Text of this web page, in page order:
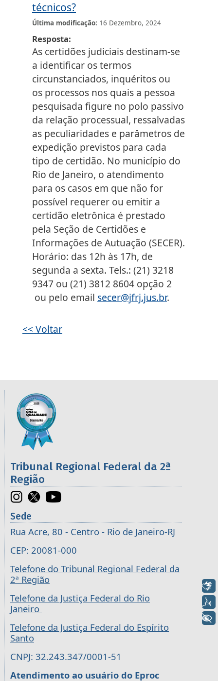
técnicos?
Última modificação 16 Dezembro, 2024
Resposta
As certidões judiciais destinam-se
a identificar os termos
circunstanciados, inquéritos ou
os processos nos quais a pessoa
pesquisada figure no polo passivo
da relação processual, ressalvadas
as peculiaridades e parâmetros de
expedição previstos para cada
tipo de certidão. No município do
Rio de Janeiro, o atendimento
para os casos em que não for
possível requerer ou emitir a
certidão eletrônica é prestado
pela Seção de Certidões e
Informações de Autuação (SECER).
Horário: das 12h às 17h, de
segunda a sexta. Tels.: (21) 3218
9347 ou (21) 3812 8604 opção 2
ou pelo email secer@jfrj.jus.br.
<< Voltar
Informações úteis sobre os órgãos da 2ª
Imagem
Tribunal Regional Federal da 2ª
Região
Sede
Rua Acre, 80 - Centro - Rio de Janeiro-RJ
CEP: 20081-000
Telefone do Tribunal Regional Federal da
2ª Região
Telefone da Justiça Federal do Rio
Janeiro
Telefone da Justiça Federal do Espírito
Santo
CNPJ: 32.243.347/0001-51
Atendimento ao usuário do Eproc